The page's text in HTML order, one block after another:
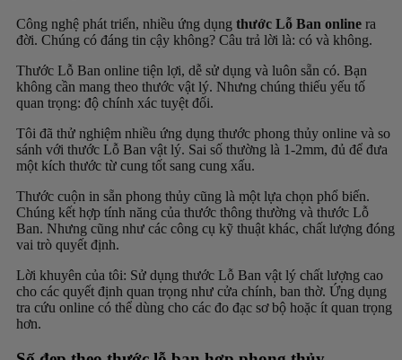
Công nghệ phát triển, nhiều ứng dụng thước Lỗ Ban online ra
đời. Chúng có đáng tin cậy không? Câu trả lời là: có và không.
Thước Lỗ Ban online tiện lợi, dễ sử dụng và luôn sẵn có. Bạn
không cần mang theo thước vật lý. Nhưng chúng thiếu yếu tố
quan trọng: độ chính xác tuyệt đối.
Tôi đã thử nghiệm nhiều ứng dụng thước phong thủy online và so
sánh với thước Lỗ Ban vật lý. Sai số thường là 1-2mm, đủ để đưa
một kích thước từ cung tốt sang cung xấu.
Thước cuộn in sẵn phong thủy cũng là một lựa chọn phổ biến.
Chúng kết hợp tính năng của thước thông thường và thước Lỗ
Ban. Nhưng cũng như các công cụ kỹ thuật khác, chất lượng đóng
vai trò quyết định.
Lời khuyên của tôi: Sử dụng thước Lỗ Ban vật lý chất lượng cao
cho các quyết định quan trọng như cửa chính, ban thờ. Ứng dụng
tra cứu online có thể dùng cho các đo đạc sơ bộ hoặc ít quan trọng
hơn.